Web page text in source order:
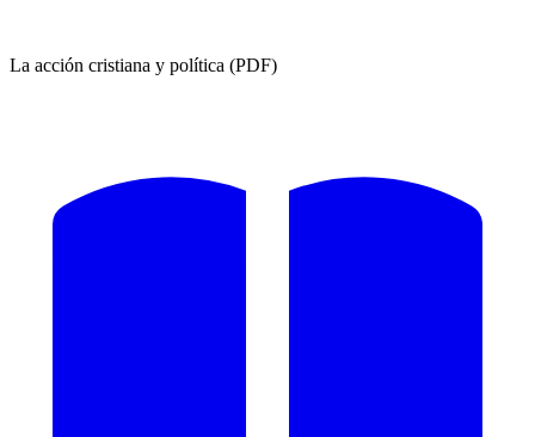
La acción cristiana y política (PDF)